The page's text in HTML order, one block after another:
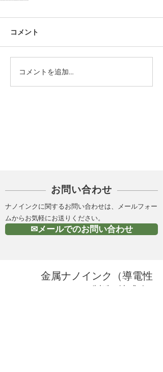
コメント
コメントを追加…
お問い合わせ
✉メールでのお問い合わせ
ナノインクに関するお問い合わせは、メールフォー
ムからお気軽にお送りください。
金属ナノインク（導電性